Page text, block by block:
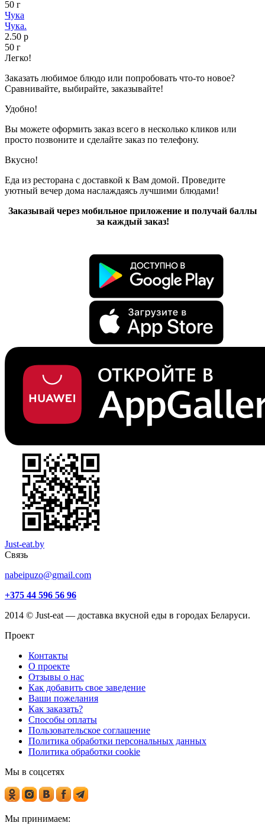
50 г
Чука
Чука.
2.50 р
50 г
Легко!
Заказать любимое блюдо или попробовать что-то новое?
Сравнивайте, выбирайте, заказывайте!
Удобно!
Вы можете оформить заказ всего в несколько кликов или
просто позвоните и сделайте заказ по телефону.
Вкусно!
Еда из ресторана с доставкой к Вам домой. Проведите
уютный вечер дома наслаждаясь лучшими блюдами!
Заказывай через мобильное приложение и получай баллы
за каждый заказ!
Just-eat.by
Связь
nabeipuzo@gmail.com
+375 44 596 56 96
2014 © Just-eat — доставка вкусной еды в городах Беларуси.
Проект
Контакты
О проекте
Отзывы о нас
Как добавить свое заведение
Ваши пожелания
Как заказать?
Способы оплаты
Пользовательское соглашение
Политика обработки персональных данных
Политика обработки cookie
Мы в соцсетях
Мы принимаем: